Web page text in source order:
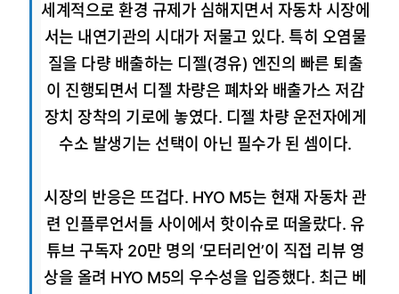
세계적으로 환경 규제가 심해지면서 자동차 시장에
서는 내연기관의 시대가 저물고 있다. 특히 오염물
질을 다량 배출하는 디젤(경유) 엔진의 빠른 퇴출
이 진행되면서 디젤 차량은 폐차와 배출가스 저감
장치 장착의 기로에 놓였다. 디젤 차량 운전자에게
수소 발생기는 선택이 아닌 필수가 된 셈이다.
시장의 반응은 뜨겁다. HYO M5는 현재 자동차 관
련 인플루언서들 사이에서 핫이슈로 떠올랐다. 유
튜브 구독자 20만 명의 ‘모터리언’이 직접 리뷰 영
상을 올려 HYO M5의 우수성을 입증했다. 최근 베